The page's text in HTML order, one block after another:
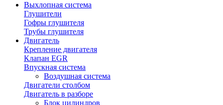
Выхлопная система
Глушители
Гофры глушителя
Трубы глушителя
Двигатель
Крепление двигателя
Клапан EGR
Впускная система
Воздушная система
Двигатели столбом
Двигатель в разборе
Блок цилиндров